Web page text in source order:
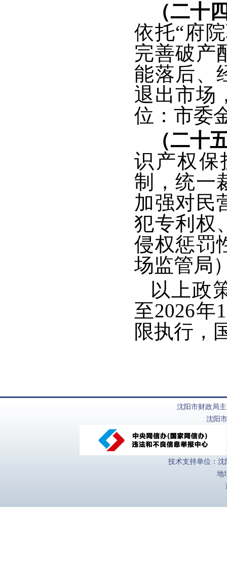
（二十
依托“府
完善破产
能落后、
退出市场
位：市委
（二十
识产权保
制，统一
加强对民
犯专利权
侵权惩罚
场监管局
以上政
至2026年
限执行，